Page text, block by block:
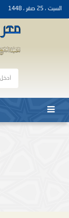
السبت ، 25 صفر ، 1448